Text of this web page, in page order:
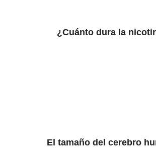
¿Cuánto dura la
El tamaño del cerebro